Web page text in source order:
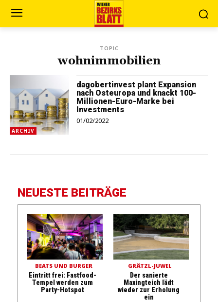
TOPIC
wohnimmobilien
ARCHIV
dagobertinvest plant Expansion
nach Osteuropa und knackt 100-
Millionen-Euro-Marke bei
Investments
01/02/2022
NEUESTE BEITRÄGE
BEATS UND BURGER
Eintritt frei: Fastfood-
Tempel werden zum
Party-Hotspot
GRÄTZL-JUWEL
Der sanierte
Maxingteich lädt
wieder zur Erholung
ein